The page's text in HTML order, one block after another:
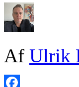
Af Ulrik